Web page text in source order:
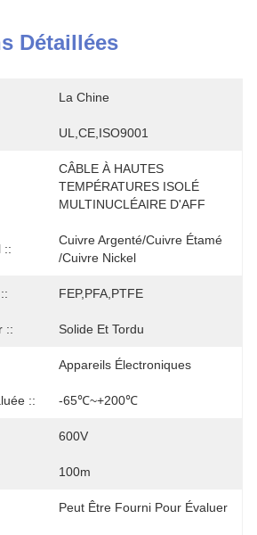
Détaillées
La Chine
UL,CE,ISO9001
CÂBLE À HAUTES
TEMPÉRATURES ISOLÉ
MULTINUCLÉAIRE D'AFF
::
Cuivre Argenté/cuivre Étamé
/cuivre Nickel
FEP,PFA,PTFE
:: Solide Et Tordu
Appareils Électroniques
:: -65℃~+200℃
600V
100m
Peut Être Fourni Pour Évaluer